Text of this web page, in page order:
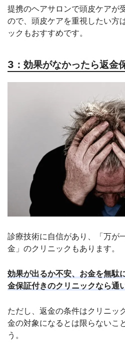
提携のヘアサロンで頭皮ケアが
ので、頭皮ケアを重視したい方
ックもおすすめです。
3：効果がなかったら返金
診療技術に自信があり、「万が
金」のクリニックもあります。
効果が出るか不安、お金を無駄
金保証付きのクリニックなら通
ただし、返金の条件はクリニッ
金の対象になるとは限らないこ
う。